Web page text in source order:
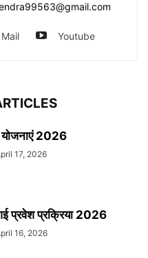
Mail Youtube
योजनाएं 2026
17, 2026
प्रवेश प्रक्रिया 2026
16, 2026